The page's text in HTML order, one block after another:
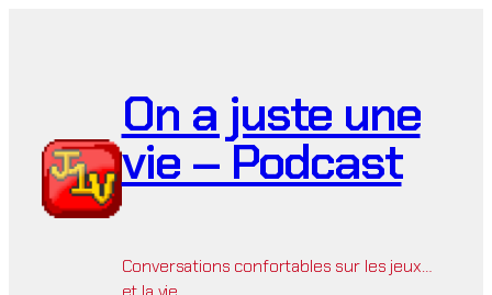
On a juste une
vie – Podcast
Conversations confortables sur les jeux…